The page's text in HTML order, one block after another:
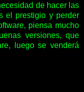
de hacer las
el prestigio y perder
piensa mucho
versiones, que
luego se venderá